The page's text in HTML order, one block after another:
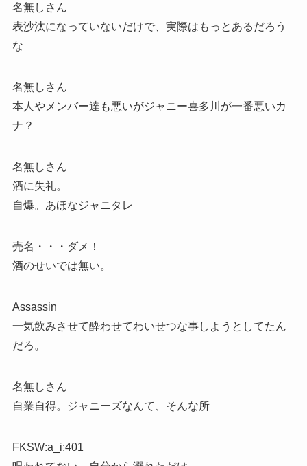
名無しさん
表沙汰になっていないだけで、実際はもっとあるだろう
な
名無しさん
本人やメンバー達も悪いがジャニー喜多川が一番悪いカ
ナ？
名無しさん
酒に失礼。
自爆。あほなジャニタレ
売名・・・ダメ！
酒のせいでは無い。
Assassin
一気飲みさせて酔わせてわいせつな事しようとしてたん
だろ。
名無しさん
自業自得。ジャニーズなんて、そんな所
FKSW:a_i:401